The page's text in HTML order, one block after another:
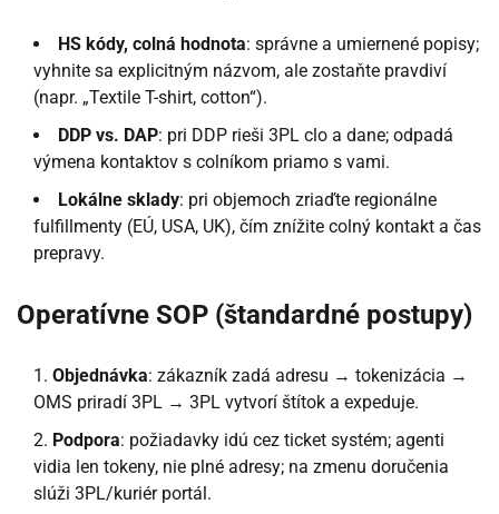
HS kódy, colná hodnota: správne a umiernené popisy;
vyhnite sa explicitným názvom, ale zostaňte pravdiví
(napr. „Textile T-shirt, cotton“).
DDP vs. DAP: pri DDP rieši 3PL clo a dane; odpadá
výmena kontaktov s colníkom priamo s vami.
Lokálne sklady: pri objemoch zriaďte regionálne
fulfillmenty (EÚ, USA, UK), čím znížite colný kontakt a čas
prepravy.
Operatívne SOP (štandardné postupy)
Objednávka: zákazník zadá adresu → tokenizácia →
OMS priradí 3PL → 3PL vytvorí štítok a expeduje.
Podpora: požiadavky idú cez ticket systém; agenti
vidia len tokeny, nie plné adresy; na zmenu doručenia
slúži 3PL/kuriér portál.